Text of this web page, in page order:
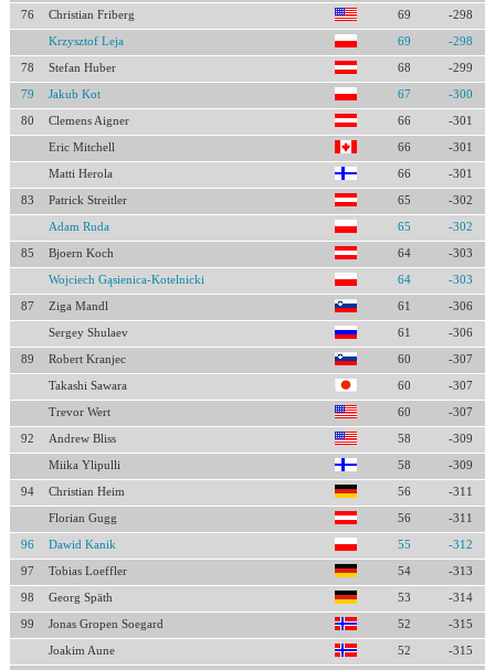
76 Christian Friberg 69 -298
Krzysztof Leja 69 -298
78 Stefan Huber 68 -299
79 Jakub Kot 67 -300
80 Clemens Aigner 66 -301
Eric Mitchell 66 -301
Matti Herola 66 -301
83 Patrick Streitler 65 -302
Adam Ruda 65 -302
85 Bjoern Koch 64 -303
Wojciech Gąsienica-Kotelnicki 64 -303
87 Ziga Mandl 61 -306
Sergey Shulaev 61 -306
89 Robert Kranjec 60 -307
Takashi Sawara 60 -307
Trevor Wert 60 -307
92 Andrew Bliss 58 -309
Miika Ylipulli 58 -309
94 Christian Heim 56 -311
Florian Gugg 56 -311
96 Dawid Kanik 55 -312
97 Tobias Loeffler 54 -313
98 Georg Späth 53 -314
99 Jonas Gropen Soegard 52 -315
Joakim Aune 52 -315